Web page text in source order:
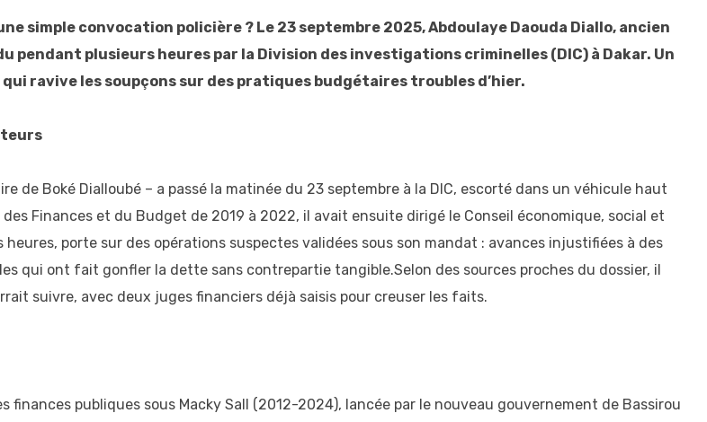
simple convocation policière ? Le 23 septembre 2025, Abdoulaye Daouda Diallo, ancien
pendant plusieurs heures par la Division des investigations criminelles (DIC) à Dakar. Un
ravive les soupçons sur des pratiques budgétaires troubles d’hier.
de Boké Dialloubé – a passé la matinée du 23 septembre à la DIC, escorté dans un véhicule haut
Finances et du Budget de 2019 à 2022, il avait ensuite dirigé le Conseil économique, social et
heures, porte sur des opérations suspectes validées sous son mandat : avances injustifiées à des
qui ont fait gonfler la dette sans contrepartie tangible.Selon des sources proches du dossier, il
suivre, avec deux juges financiers déjà saisis pour creuser les faits.
publiques sous Macky Sall (2012-2024), lancée par le nouveau gouvernement de Bassirou